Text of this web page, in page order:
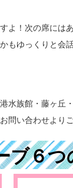
よ！次の席には
もゆっくりと会
水族館・藤ヶ丘
問い合わせより
ブ６つ